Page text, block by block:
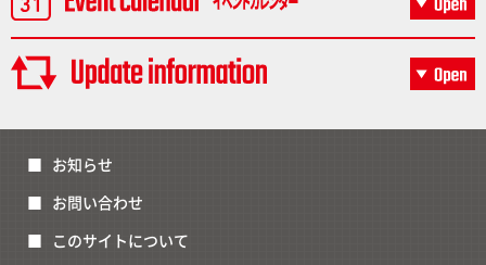
お知らせ
お問い合わせ
このサイトについて